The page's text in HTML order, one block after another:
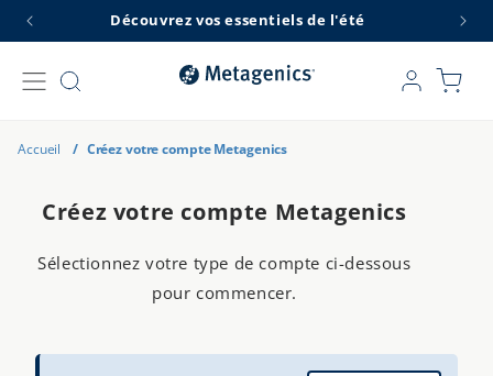
passer
au
Découvrez vos essentiels de l'été
Connexion
Panier
Accueil / Créez votre compte Metagenics
Créez votre compte Metagenics
Sélectionnez votre type de compte ci-dessous
pour commencer.